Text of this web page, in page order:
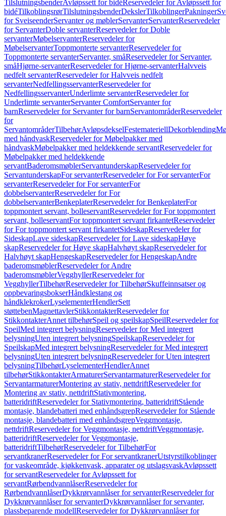
TilslutningsbenderAvløpssett for bidéReservedeler for Avløpssett for
bidéTilkoblingsrørTilslutningsbenderDekslerTilkoblingerPakninger
for SveiseenderServanter og møblerServanterServanterReservedeler
for ServanterDoble servanterReservedeler for Doble
servanterMøbelservanterReservedeler for
MøbelservanterToppmonterte servanterReservedeler for
Toppmonterte servanterServanter, småReservedeler for Servanter,
småHjørne-servanterReservedeler for Hjørne-servanterHalvveis
nedfelt servanterReservedeler for Halvveis nedfelt
servanterNedfellingsservanterReservedeler for
NedfellingsservanterUnderlimte servanterReservedeler for
Underlimte servanterServanter ComfortServanter for
barnReservedeler for Servanter for barnServantområderReservedeler
for
ServantområderTilbehørAvløpsdekselFestemateriellDekorblending
med håndvaskReservedeler for Møbelpakker med
håndvaskMøbelpakker med heldekkende servantReservedeler for
Møbelpakker med heldekkende
servantBaderomsmøblerServantunderskapReservedeler for
ServantunderskapFor servanterReservedeler for For servanterFor
servanterReservedeler for For servanterFor
dobbelservanterReservedeler for For
dobbelservanterBenkeplaterReservedeler for BenkeplaterFor
toppmontert servant, bolleservantReservedeler for For toppmontert
servant, bolleservantFor toppmontert servant firkantetReservedeler
for For toppmontert servant firkantetSideskapReservedeler for
SideskapLave sideskapReservedeler for Lave sideskapHøye
skapReservedeler for Høye skapHalvhøyt skapReservedeler for
Halvhøyt skapHengeskapReservedeler for HengeskapAndre
baderomsmøblerReservedeler for Andre
baderomsmøblerVegghyllerReservedeler for
VegghyllerTilbehørReservedeler for TilbehørSkuffeinnsatser og
oppbevaringsbokserHåndklestang og
håndklekrokerLyselementerHendlerSett
støttebenMagnettavlerStikkontakterReservedeler for
StikkontakterAnnet tilbehørSpeil og speilskapSpeilReservedeler for
SpeilMed integrert belysningReservedeler for Med integrert
belysningUten integrert belysningSpeilskapReservedeler for
SpeilskapMed integrert belysningReservedeler for Med integrert
belysningUten integrert belysningReservedeler for Uten integrert
belysningTilbehørLyselementerHendlerAnnet
tilbehørStikkontakterArmaturerServantarmaturerReservedeler for
ServantarmaturerMontering av stativ, nettdriftReservedeler for
Montering av stativ, nettdriftStativmontering,
batteridriftReservedeler for Stativmontering, batteridriftStående
montasje, blandebatteri med enhåndsgrepReservedeler for Stående
montasje, blandebatteri med enhåndsgrepVeggmontasje,
nettdriftReservedeler for Veggmontasje, nettdriftVeggmontasje,
batteridriftReservedeler for Veggmontasje,
batteridriftTilbehørReservedeler for TilbehørFor
servantkranerReservedeler for For servantkranerUtstyrstilkoblinger
for vaskeområde, kjøkkenvask, apparater og utslagsvaskAvløpssett
for servantReservedeler for Avløpssett for
servantRørbendvannlåserReservedeler for
RørbendvannlåserDykkrørvannlåser for servanterReservedeler for
Dykkrørvannlåser for servanterDykkrørvannlåser for servanter,
plassbeparende modellReservedeler for Dykkrørvannlåser for